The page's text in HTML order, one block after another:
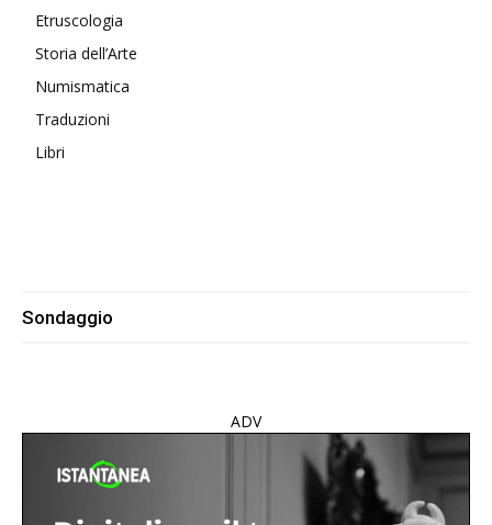
Etruscologia
Storia dell’Arte
Numismatica
Traduzioni
Libri
Sondaggio
ADV